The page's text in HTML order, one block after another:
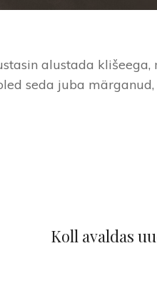
alustada
seda juba
Post
Koll avaldas